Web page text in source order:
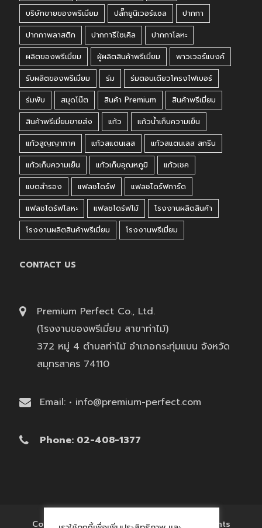
บริษัทขายของพรีเมี่ยม
ปลั๊กยูนิเวอร์แซล
ปากกา
ปากกาพลาสติก
ปากการีไซเคิล
ปากกาโลหะ
ผลิตของพรีเมี่ยม
ผู้ผลิตสินค้าพรีเมี่ยม
พาวเวอร์แบงค์
รับผลิตของพรีเมี่ยม
ร่ม
ร่มตอนเดียวโครงไฟเบอร์
ร่มพับ
สมุดโน๊ต สินค้า Premium
สินค้าพรีเมี่ยม
สินค้าพรีเมี่ยมขายส่ง
แก้ว
แก้วน้ำเก็บความเย็น
แก้วสูญญากาศ
แก้วสแตนเลส
แก้วสแตนเลส สกรีน
แก้วเก็บความเย็น
แก้วเก็บอุณหภูมิ
แก้วเชค
แบตสำรอง
แฟลชไดร์ฟ
แฟลชไดร์ฟการ์ด
แฟลชไดร์ฟโลหะ
แฟลชไดร์ฟไม้
โรงงานผลิตสินค้า
โรงงานผลิตสินค้าพรีเมี่ยม
โรงงานพรีเมี่ยม
CONTACT US
Premium Perfect Co., Ltd.
(โรงงานของพรีเมี่ยม สาขาท่าไม้)
372 หมู่ 4 ตำบลท่าไม้ อำเภอกระทุ่มแบน จังหวัด
สมุทรสาคร 74110
Email: • info@premium-perfect.com
Phone: 02-408-1377
Copyright © 2017 'โรงงานของพรีเมี่ยม' All Rights